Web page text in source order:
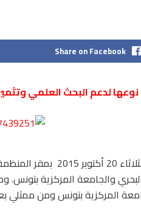
Share on Facebook
لدعم البحث العلمي
تم عشية اليوم
والجامعة المركزية
المركزية بتونس ومن ممثلي